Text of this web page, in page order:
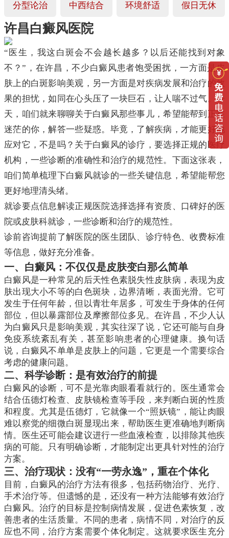
分型论治 中西结合 环境舒适 假日无休
许昌白癜风医院
“医生，我这白斑会不会越长越多？以后还能找到对象
不？”，在许昌，不少白癜风患者饱受困扰，一方面是皮
肤上的白斑影响美观，另一方面是对疾病发展和治疗的效
果的担忧，如同在心头压了一块巨石，让人喘不过气。今
天，咱们就来聊聊关于白癜风那些事儿，希望能帮到正在
迷茫的你，解答一些疑惑。毕竟，了解疾病，才能更好地
应对它，不是吗？关于白癜风的诊疗，要选择正规的医疗
机构，一些诊断的准确性和治疗的规范性。下面这张表，
咱们简单梳理下白癜风就诊的一些关键信息，希望能帮您
更好地理清头绪。
就诊要点信息解读正规医院选择选择有资质、口碑好的医
院或皮肤科就诊，一些诊断和治疗的规范性。
诊前咨询提前了解医院的医生团队、诊疗特色、收费标准
等信息，做好充分准备。
一、白癜风：不仅仅是皮肤变白那么简单
白癜风是一种常见的后天性色素脱失性皮肤病，表现为皮
肤出现大小不等的白色斑块，边界清晰，表面光滑。它可
发生于任何年龄，但以青壮年居多，可发生于身体的任何
部位，但以暴露部位及摩擦部位多见。在许昌，不少人认
为白癜风只是影响美观，其实往深了说，它还可能与自身
免疫系统紊乱有关，甚至影响患者的心理健康。换句话
说，白癜风不单单是皮肤上的问题，它更是一个需要综合
考虑的健康问题。
二、科学诊断：是有效治疗的前提
白癜风的诊断，可不是光靠肉眼看看就行的。医生通常会
结合伍德灯检查、皮肤镜检查等手段，来判断白斑的性质
和程度。尤其是伍德灯，它就像一个“照妖镜”，能让肉眼
难以察觉的细微白斑显现出来，帮助医生更准确地判断病
情。医生还可能会建议进行一些血液检查，以排除其他疾
病的可能。只有明确诊断，才能制定出更具针对性的治疗
方案。
三、治疗现状：没有“一劳永逸”，重在个体化
目前，白癜风的治疗方法有很多，包括药物治疗、光疗、
手术治疗等。但遗憾的是，还没有一种方法能够有效治疗
白癜风。治疗的目标是控制病情发展，促进色素恢复，改
善患者的生活质量。不同的患者，病情不同，对治疗的反
应也不同，治疗方案需要个体化制定。这就要求医生充分